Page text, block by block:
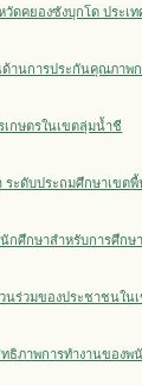
คยองซังบุกโด ประเท
ด้านการประกันคุณภา
เกษตรในเขตลุ่มน้ำชี
ะดับประถมศึกษาเขต
กศึกษาสำหรับการศึก
ร่วมของประชาชนใน
ภาพการทำงานของ